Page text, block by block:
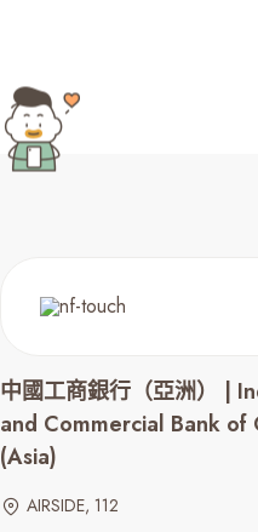
中國工商銀行（亞洲） |
and Commercial Bank of
(Asia)
AIRSIDE, 112